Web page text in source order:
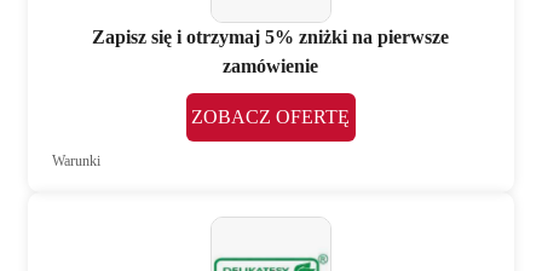
Zapisz się i otrzymaj 5% zniżki na pierwsze
zamówienie
ZOBACZ OFERTĘ
Warunki